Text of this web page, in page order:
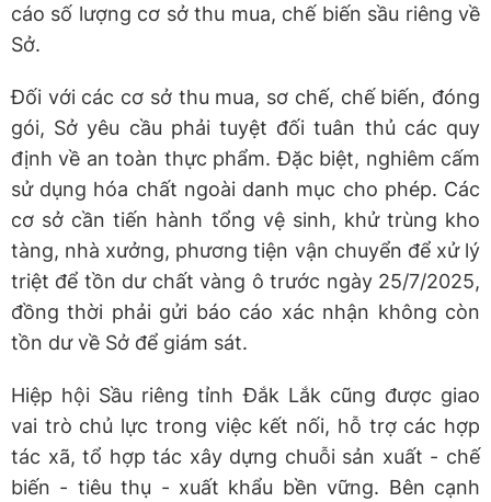
cáo số lượng cơ sở thu mua, chế biến sầu riêng về
Sở.
Đối với các cơ sở thu mua, sơ chế, chế biến, đóng
gói, Sở yêu cầu phải tuyệt đối tuân thủ các quy
định về an toàn thực phẩm. Đặc biệt, nghiêm cấm
sử dụng hóa chất ngoài danh mục cho phép. Các
cơ sở cần tiến hành tổng vệ sinh, khử trùng kho
tàng, nhà xưởng, phương tiện vận chuyển để xử lý
triệt để tồn dư chất vàng ô trước ngày 25/7/2025,
đồng thời phải gửi báo cáo xác nhận không còn
tồn dư về Sở để giám sát.
Hiệp hội Sầu riêng tỉnh Đắk Lắk cũng được giao
vai trò chủ lực trong việc kết nối, hỗ trợ các hợp
tác xã, tổ hợp tác xây dựng chuỗi sản xuất - chế
biến - tiêu thụ - xuất khẩu bền vững. Bên cạnh